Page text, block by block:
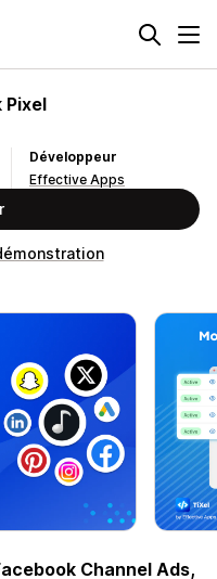
Pixel
Développeur
Effective Apps
Channel Ads,